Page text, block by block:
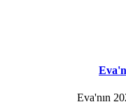
Eva'nın